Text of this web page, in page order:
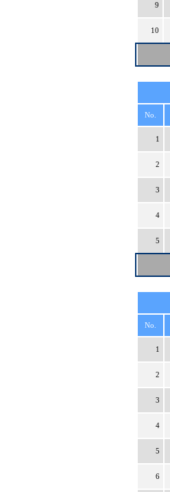
9
10
No.
1
2
3
4
5
No.
1
2
3
4
5
6